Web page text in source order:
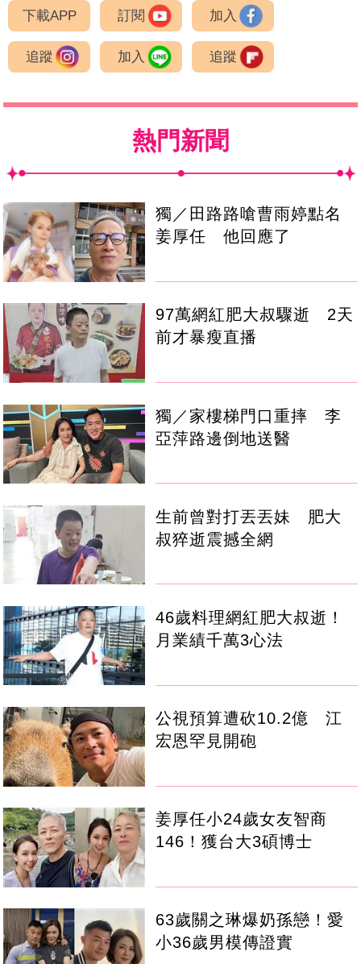
下載APP 訂閱 加入
追蹤 加入 追蹤
熱門新聞
獨／田路路嗆曹雨婷點名
姜厚任 他回應了
97萬網紅肥大叔驟逝 2天
前才暴瘦直播
獨／家樓梯門口重摔 李
亞萍路邊倒地送醫
生前曾對打丟丟妹 肥大
叔猝逝震撼全網
46歲料理網紅肥大叔逝！
月業績千萬3心法
公視預算遭砍10.2億 江
宏恩罕見開砲
姜厚任小24歲女友智商
146！獲台大3碩博士
63歲關之琳爆奶孫戀！愛
小36歲男模傳證實